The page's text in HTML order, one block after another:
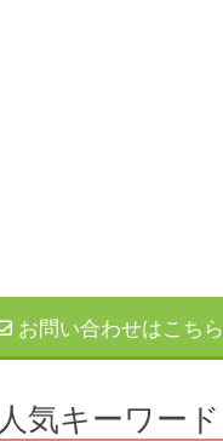
お問い合わせはこちら
人気キーワード